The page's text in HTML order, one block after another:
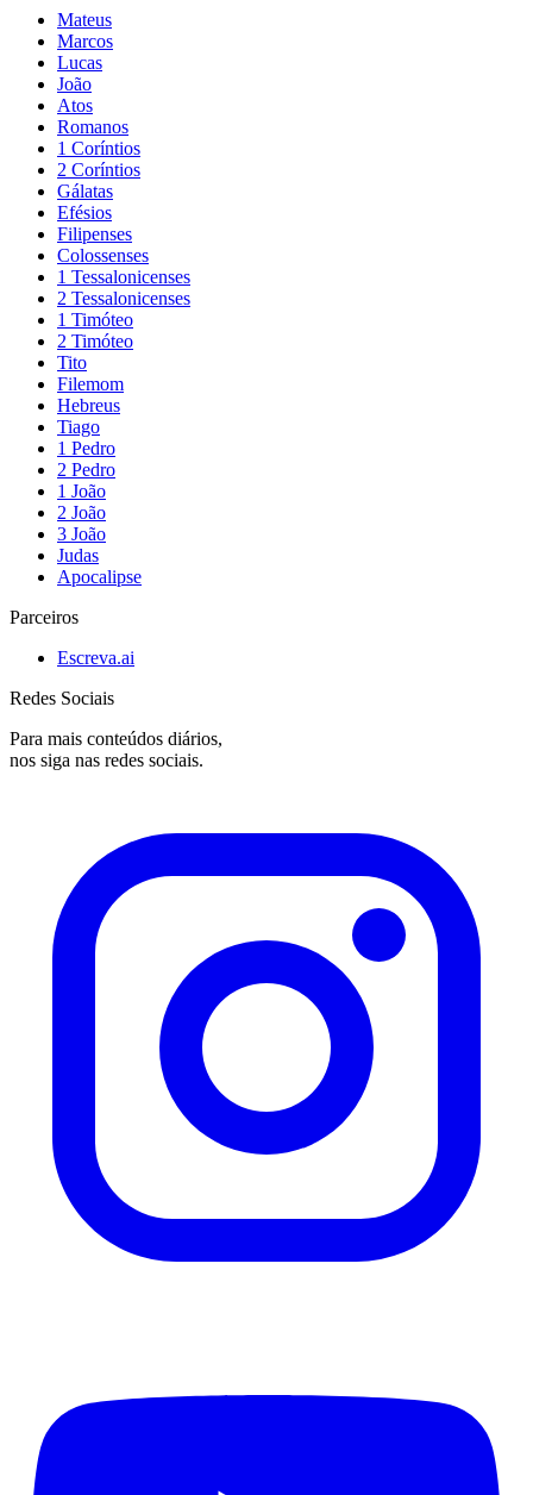
Mateus
Marcos
Lucas
João
Atos
Romanos
1 Coríntios
2 Coríntios
Gálatas
Efésios
Filipenses
Colossenses
1 Tessalonicenses
2 Tessalonicenses
1 Timóteo
2 Timóteo
Tito
Filemom
Hebreus
Tiago
1 Pedro
2 Pedro
1 João
2 João
3 João
Judas
Apocalipse
Parceiros
Escreva.ai
Redes Sociais
Para mais conteúdos diários,
nos siga nas redes sociais.